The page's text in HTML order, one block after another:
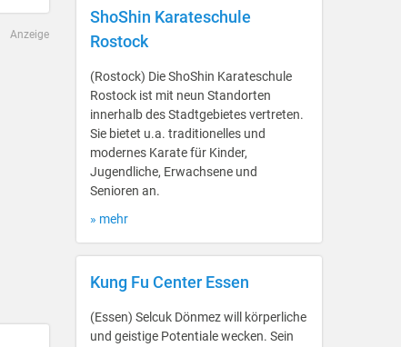
Anzeige
ShoShin Karateschule
Rostock
(Rostock) Die ShoShin Karateschule
Rostock ist mit neun Standorten
innerhalb des Stadtgebietes vertreten.
Sie bietet u.a. traditionelles und
modernes Karate für Kinder,
Jugendliche, Erwachsene und
Senioren an.
» mehr
Kung Fu Center Essen
(Essen) Selcuk Dönmez will körperliche
und geistige Potentiale wecken. Sein